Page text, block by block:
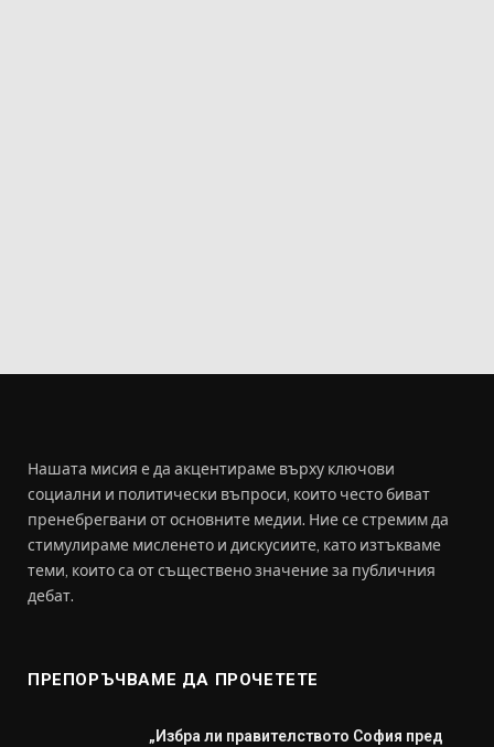
Нашата мисия е да акцентираме върху ключови
социални и политически въпроси, които често биват
пренебрегвани от основните медии. Ние се стремим да
стимулираме мисленето и дискусиите, като изтъкваме
теми, които са от съществено значение за публичния
дебат.
ПРЕПОРЪЧВАМЕ ДА ПРОЧЕТЕТЕ
„Избра ли правителството София пред